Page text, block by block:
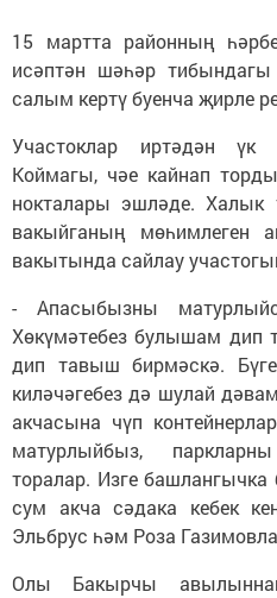
15 мартта районның
исәптән шәһәр
салым кертү буенча җирле
Участоклар иртәдән
Коймагы, чәе кайнап
нокталары эшләде. Халык
вакыйганың мөһимлеген
вакытында сайлау
- Апасыбызны
Хөкүмәтебез булышам дип
дип тавыш бирмәскә.
киләчәгебез дә шулай
акчасына чүп
матурлыйбыз,
торалар. Изге
сум акча сәдака кебек
Эльбрус һәм Роза
Олы Бакырчы